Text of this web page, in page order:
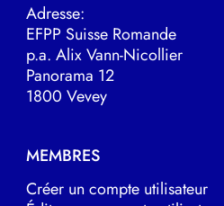
Adresse:
EFPP Suisse Romande
p.a. Alix Vann-Nicollier
Panorama 12
1800 Vevey
MEMBRES
Créer un compte utilisateur